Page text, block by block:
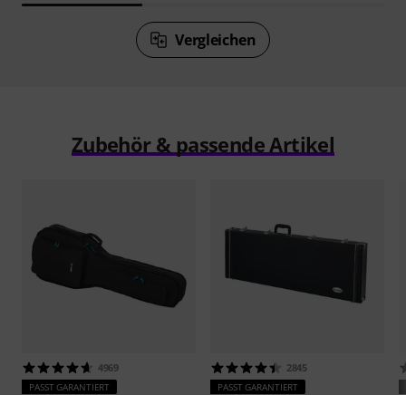
Vergleichen
Zubehör & passende Artikel
4969
PASST GARANTIERT
2845
PASST GARANTIERT